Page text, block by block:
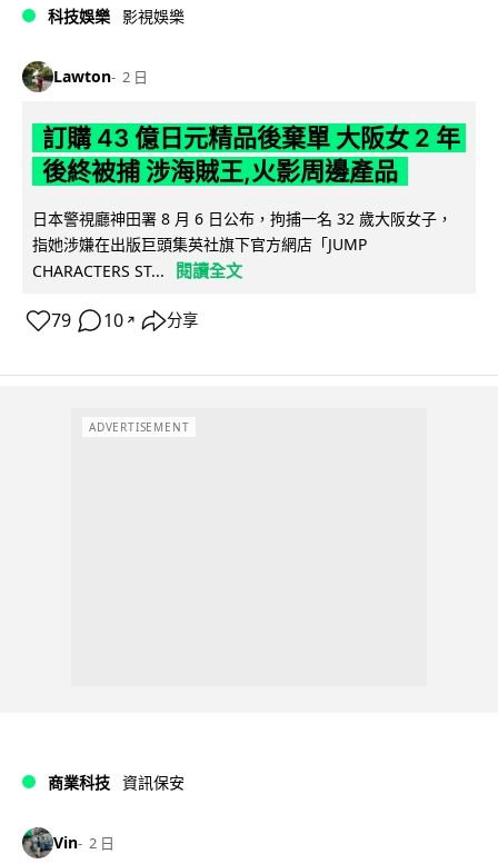
科技娛樂 影視娛樂
Lawton 2 日
訂購 43 億日元精品後棄單 大阪女 2 年
後終被捕 涉海賊王,火影周邊產品
日本警視廳神田署 8 月 6 日公布，拘捕一名 32 歲大阪女子，
指她涉嫌在出版巨頭集英社旗下官方網店「JUMP
CHARACTERS ST...
閱讀全文
79 10 ↗ 分享
ADVERTISEMENT
商業科技 資訊保安
Vin 2 日